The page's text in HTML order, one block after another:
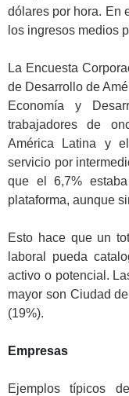
dólares por hora. En
los ingresos medios
La Encuesta
de Desarrollo de
Economía y
trabajadores de
América Latina y
servicio por
que el 6,7%
plataforma, aunque
Esto hace que un
laboral pueda
activo o potencial.
mayor son Ciudad
(19%).
Empresas
Ejemplos típicos